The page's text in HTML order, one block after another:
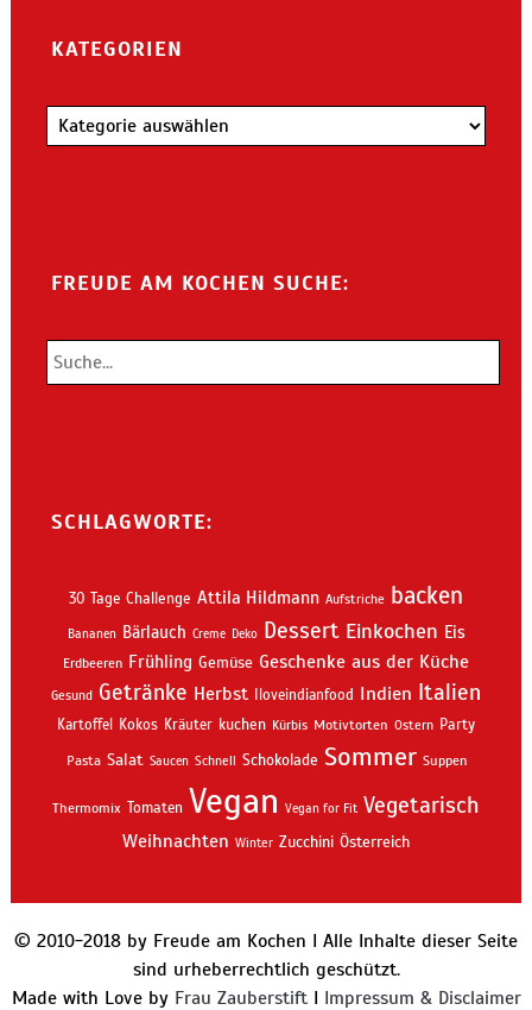
KATEGORIEN
Kategorien
FREUDE AM KOCHEN SUCHE:
SCHLAGWORTE:
30 Tage Challenge Attila Hildmann Aufstriche backen
Bananen Bärlauch Creme Deko Dessert Einkochen Eis
Erdbeeren Frühling Gemüse Geschenke aus der Küche
Gesund Getränke Herbst Iloveindianfood Indien Italien
Kartoffel Kokos Kräuter kuchen Kürbis Motivtorten Ostern Party
Pasta Salat Saucen Schnell Schokolade Sommer Suppen
Thermomix Tomaten Vegan Vegan for Fit Vegetarisch
Weihnachten Winter Zucchini Österreich
© 2010-2018 by Freude am Kochen I Alle Inhalte dieser Seite
sind urheberrechtlich geschützt.
Made with Love by Frau ZauberstiftI Impressum & Disclaimer